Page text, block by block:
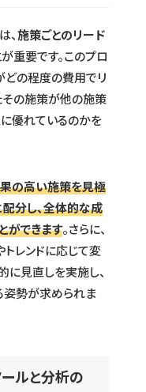
、施策ごとのリード
重要です。このプロ
どの程度の費用でリ
その施策が他の施策
に優れているのかを
の高い施策を見極
分し、全体的な成
ができます。さらに、
レンドに応じて変
に見直しを実施し、
勢が求められま
ルと分析の